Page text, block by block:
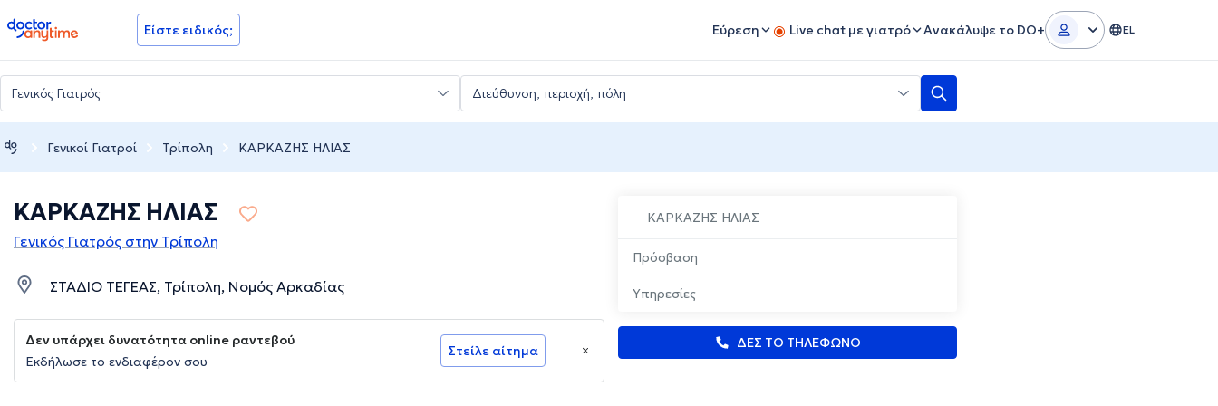
doctoranytime Είστε ειδικός; Εύρεση Live chat με γιατρό Ανακάλυψε το DO+ EL
Γενικοί Γιατροί Τρίπολη ΚΑΡΚΑΖΗΣ ΗΛΙΑΣ
ΚΑΡΚΑΖΗΣ ΗΛΙΑΣ
Πρόσβαση
Υπηρεσίες
ΔΕΣ ΤΟ ΤΗΛΕΦΩΝΟ
ΚΑΡΚΑΖΗΣ ΗΛΙΑΣ
Γενικός Γιατρός στην Τρίπολη
ΣΤΑΔΙΟ ΤΕΓΕΑΣ, Τρίπολη, Νομός Αρκαδίας
Δεν υπάρχει δυνατότητα online ραντεβού
Εκδήλωσε το ενδιαφέρον σου
Στείλε αίτημα